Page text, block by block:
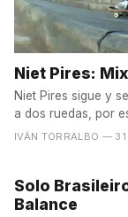
Niet Pires:
Niet Pires sigue y
a dos ruedas, por
IVÁN TORRALBO — 31
Solo
Balance